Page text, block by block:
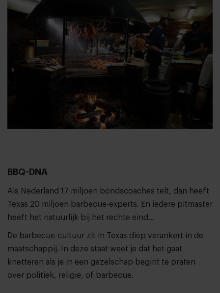
BBQ-DNA
Als Nederland 17 miljoen bondscoaches telt, dan heeft
Texas 20 miljoen barbecue-experts. En iedere pitmaster
heeft het natuurlijk bij het rechte eind…
De barbecue-cultuur zit in Texas diep verankert in de
maatschappij. In deze staat weet je dat het gaat
knetteren als je in een gezelschap begint te praten
over politiek, religie, of barbecue.